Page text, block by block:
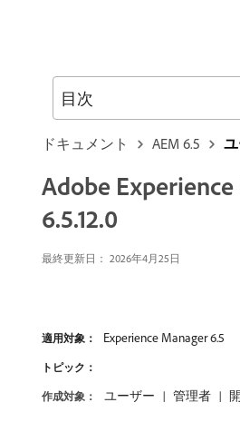
ドキュメント AEM 6.5
Adobe
6.5.12.0
最終更新日： 2026年4月25日
適用対象： Experience Manager 6.5
トピック：
作成対象： ユーザー 管理者
目次